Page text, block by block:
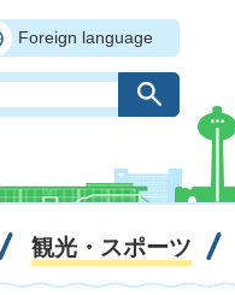
Foreign language
観光・スポーツ